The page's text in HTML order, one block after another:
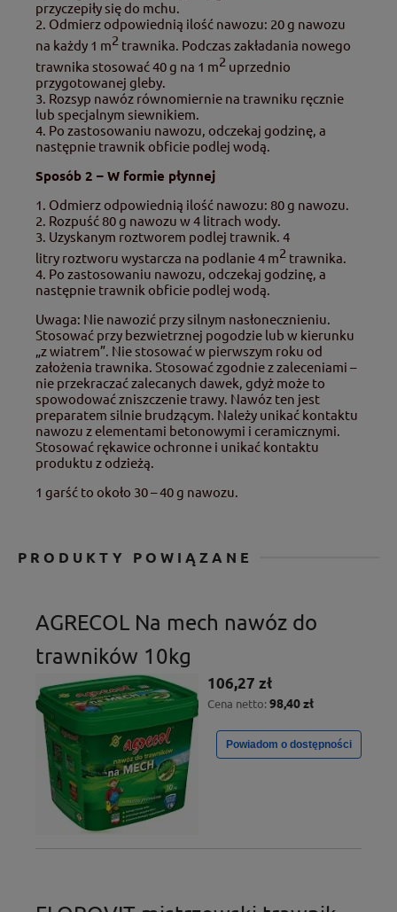
przyczepiły się do mchu.
2. Odmierz odpowiednią ilość nawozu: 20 g nawozu
na każdy 1 m2 trawnika. Podczas zakładania nowego
trawnika stosować 40 g na 1 m2 uprzednio
przygotowanej gleby.
3. Rozsyp nawóz równomiernie na trawniku ręcznie
lub specjalnym siewnikiem.
4. Po zastosowaniu nawozu, odczekaj godzinę, a
następnie trawnik obficie podlej wodą.
Sposób 2 – W formie płynnej
1. Odmierz odpowiednią ilość nawozu: 80 g nawozu.
2. Rozpuść 80 g nawozu w 4 litrach wody.
3. Uzyskanym roztworem podlej trawnik. 4
litry roztworu wystarcza na podlanie 4 m2 trawnika.
4. Po zastosowaniu nawozu, odczekaj godzinę, a
następnie trawnik obficie podlej wodą.
Uwaga: Nie nawozić przy silnym nasłonecznieniu.
Stosować przy bezwietrznej pogodzie lub w kierunku
„z wiatrem”. Nie stosować w pierwszym roku od
założenia trawnika. Stosować zgodnie z zaleceniami –
nie przekraczać zalecanych dawek, gdyż może to
spowodować zniszczenie trawy. Nawóz ten jest
preparatem silnie brudzącym. Należy unikać kontaktu
nawozu z elementami betonowymi i ceramicznymi.
Stosować rękawice ochronne i unikać kontaktu
produktu z odzieżą.
1 garść to około 30 – 40 g nawozu.
PRODUKTY POWIĄZANE
AGRECOL Na mech nawóz do
trawników 10kg
106,27 zł
Cena netto: 98,40 zł
Powiadom o dostępności